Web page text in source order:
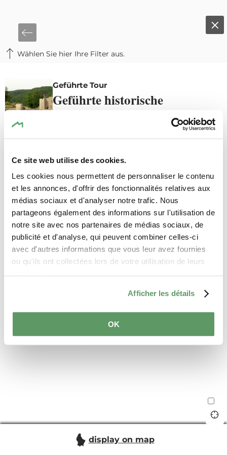
Ce site web utilise des cookies.
Les cookies nous permettent de personnaliser le contenu
et les annonces, d'offrir des fonctionnalités relatives aux
médias sociaux et d'analyser notre trafic. Nous
partageons également des informations sur l'utilisation de
notre site avec nos partenaires de médias sociaux, de
publicité et d'analyse, qui peuvent combiner celles-ci
avec d'autres informations que vous leur avez fournies
ou qu'ils ont collectées lors de votre utilisation de leurs
Afficher les détails
OK
Wählen Sie hier Ihre Filter aus.
Geführte Tour
zu Fuß
Geführte historische
Wanderung für Kinder -
display on map